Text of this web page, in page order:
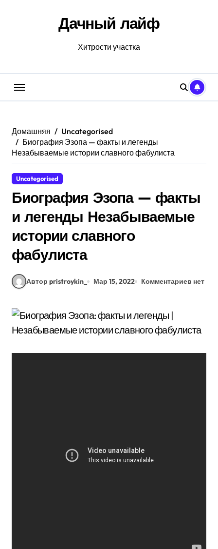
Дачный лайф
Хитрости участка
Домашняя
Uncategorised
Биография Эзопа — факты и легенды
Незабываемые истории славного фабулиста
Uncategorised
Биография Эзопа — факты
и легенды Незабываемые
истории славного
фабулиста
Автор pristroykin_ Мар 15, 2022 Комментариев нет